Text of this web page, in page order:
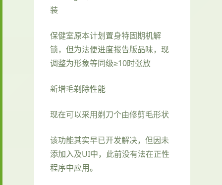
装
保健室原本计划置身特固期机解
锁，但为法便进度报告版品味，现
调整为形象等同级≥10时张放
新增毛剃除性能
现在可以采用剃刀个由修剪毛形状
该功能其实早已开发解决，但因未
添加入及UI中，此前没有法在正性
程序中应用。